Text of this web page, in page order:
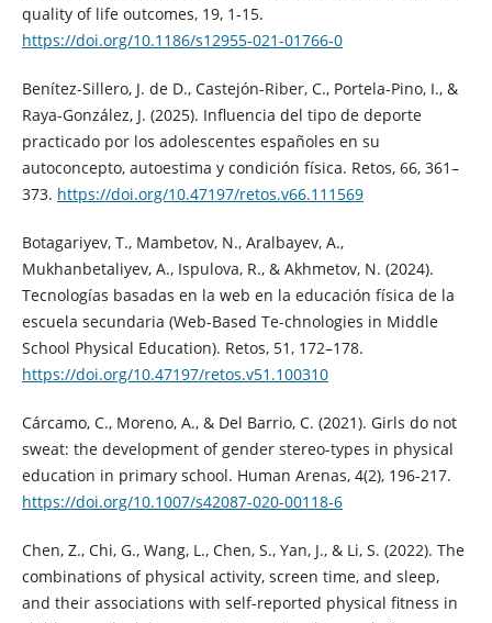
quality of life outcomes, 19, 1-15.
https://doi.org/10.1186/s12955-021-01766-0
Benítez-Sillero, J. de D., Castejón-Riber, C., Portela-Pino, I., &
Raya-González, J. (2025). Influencia del tipo de deporte
practicado por los adolescentes españoles en su
autoconcepto, autoestima y condición física. Retos, 66, 361–
373. https://doi.org/10.47197/retos.v66.111569
Botagariyev, T., Mambetov, N., Aralbayev, A.,
Mukhanbetaliyev, A., Ispulova, R., & Akhmetov, N. (2024).
Tecnologías basadas en la web en la educación física de la
escuela secundaria (Web-Based Te-chnologies in Middle
School Physical Education). Retos, 51, 172–178.
https://doi.org/10.47197/retos.v51.100310
Cárcamo, C., Moreno, A., & Del Barrio, C. (2021). Girls do not
sweat: the development of gender stereo-types in physical
education in primary school. Human Arenas, 4(2), 196-217.
https://doi.org/10.1007/s42087-020-00118-6
Chen, Z., Chi, G., Wang, L., Chen, S., Yan, J., & Li, S. (2022). The
combinations of physical activity, screen time, and sleep,
and their associations with self-reported physical fitness in